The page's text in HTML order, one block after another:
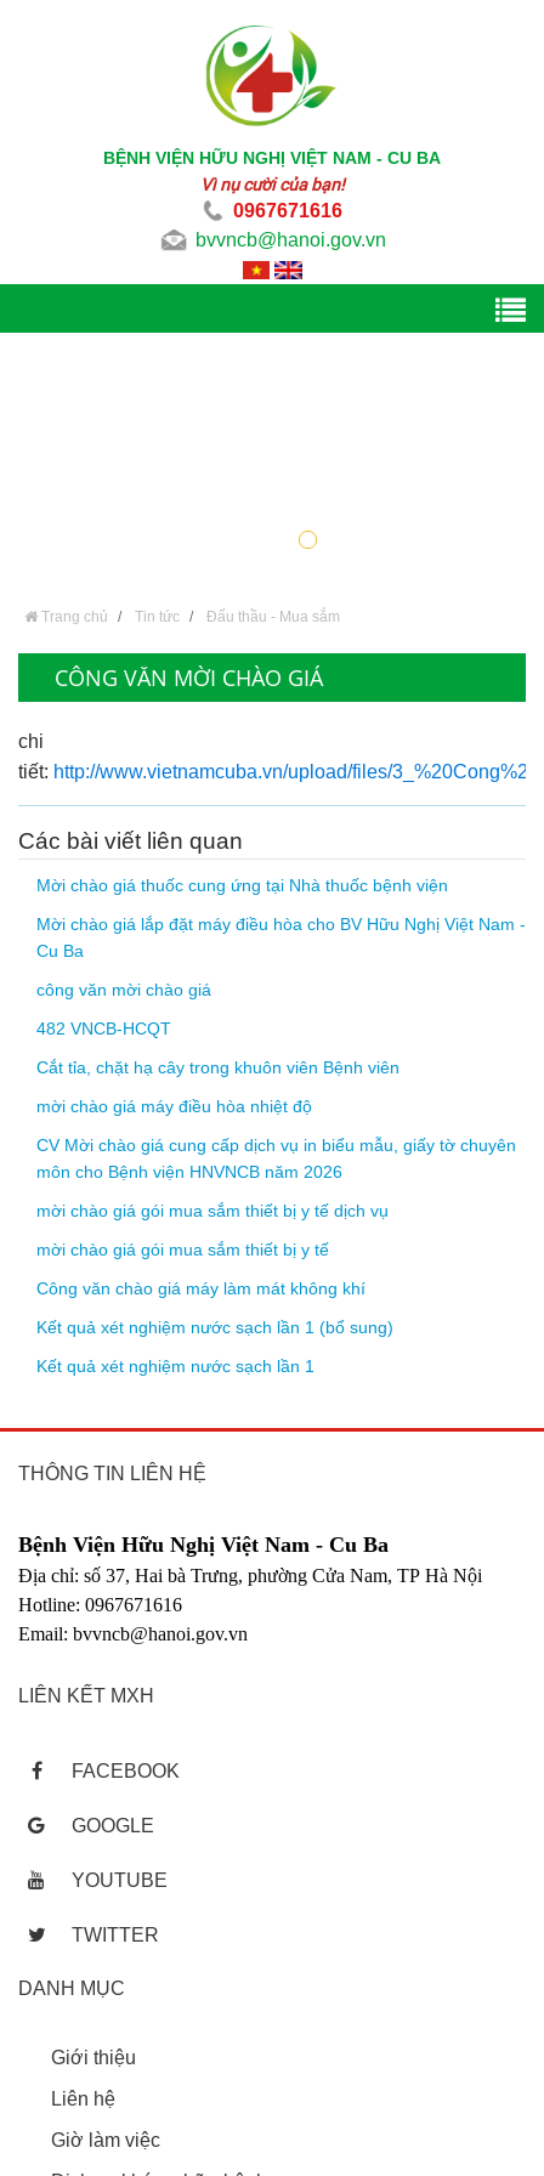
BỆNH VIỆN HỮU NGHỊ VIỆT NAM - CU BA
Vì nụ cười của bạn!
0967671616
bvvncb@hanoi.gov.vn
Trang chủ Tin tức Đấu thầu - Mua sắm
CÔNG VĂN MỜI CHÀO GIÁ
chi
tiết: http://www.vietnamcuba.vn/upload/files/
Các bài viết liên quan
Mời chào giá thuốc cung ứng tại Nhà thuốc bệnh viện
Mời chào giá lắp đặt máy điều hòa cho BV Hữu Nghị Việt Nam -
Cu Ba
công văn mời chào giá
482 VNCB-HCQT
Cắt tỉa, chặt hạ cây trong khuôn viên Bệnh viên
mời chào giá máy điều hòa nhiệt độ
CV Mời chào giá cung cấp dịch vụ in biểu mẫu, giấy tờ chuyên
môn cho Bệnh viện HNVNCB năm 2026
mời chào giá gói mua sắm thiết bị y tế dịch vụ
mời chào giá gói mua sắm thiết bị y tế
Công văn chào giá máy làm mát không khí
Kết quả xét nghiệm nước sạch lần 1 (bổ sung)
Kết quả xét nghiệm nước sạch lần 1
THÔNG TIN LIÊN HỆ
Bệnh Viện Hữu Nghị Việt Nam - Cu Ba
Địa chỉ: số 37, Hai bà Trưng, phường Cửa Nam, TP Hà Nội
Hotline: 0967671616
Email: bvvncb@hanoi.gov.vn
LIÊN KẾT MXH
FACEBOOK
GOOGLE
YOUTUBE
TWITTER
DANH MỤC
Giới thiệu
Liên hệ
Giờ làm việc